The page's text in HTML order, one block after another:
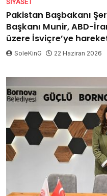
Pakistan Başbakanı
Başkanı Munir, ABD-
üzere İsviçre’ye
SoleKinG 22 Haziran 2026